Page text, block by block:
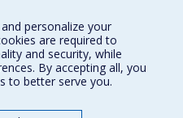
personalize your
are required to
and security, while
By accepting all, you
to better serve you.